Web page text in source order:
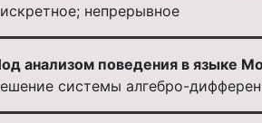
непрерывное
анализом поведения в языке
системы алгебро-